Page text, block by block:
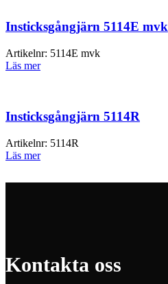
Insticksgångjärn 5114E mvk
Artikelnr: 5114E mvk
Läs mer
Insticksgångjärn 5114R
Artikelnr: 5114R
Läs mer
Kontakta oss